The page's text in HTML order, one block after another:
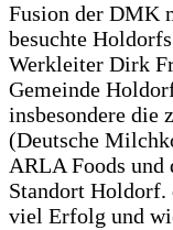
Fusion der DMK
besuchte
Werkleiter Dirk
Gemeinde
insbesondere die
(Deutsche
ARLA Foods und
Standort Holdorf.
viel Erfolg und